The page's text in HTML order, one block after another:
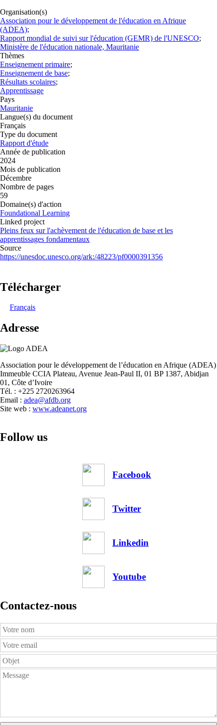
Organisation(s)
Association pour le développement de l'éducation en Afrique
(ADEA);
Rapport mondial de suivi sur l'éducation (GEMR) de l'UNESCO;
Ministère de l'éducation nationale, Mauritanie
Thèmes
Enseignement primaire;
Enseignement de base;
Résultats scolaires;
Apprentissage
Pays
Mauritanie
Langue(s) du document
Français
Type du document
Rapport d'étude
Année de publication
2024
Mois de publication
Décembre
Nombre de pages
59
Domaine(s) d'action
Foundational Learning
Linked project
Pleins feux sur l'achèvement de l'éducation de base et les
apprentissages fondamentaux
Source
https://unesdoc.unesco.org/ark:/48223/pf0000391356
Télécharger
Français
Adresse
Association pour le développement de l’éducation en Afrique (ADEA)
Immeuble CCIA Plateau, Avenue Jean-Paul II, 01 BP 1387, Abidjan
01, Côte d’Ivoire
Tél. : +225 2720263964
Email : adea@afdb.org
Site web : www.adeanet.org
Follow us
Facebook
Twitter
Linkedin
Youtube
Contactez-nous
Your
Name
Your
Email
Subject
Message